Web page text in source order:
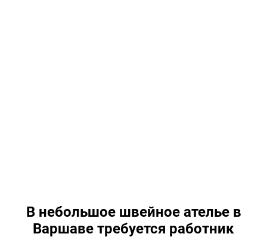
В небольшое швейное ателье в
Варшаве требуется работник